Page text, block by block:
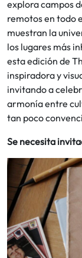
explora campos
remotos en todo
muestran la
los lugares más
esta edición de
inspiradora y
invitando a
armonía entre
tan poco
Se necesita